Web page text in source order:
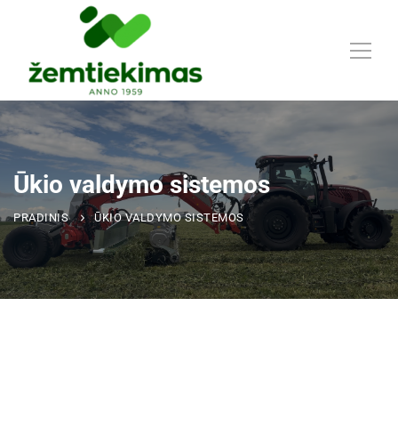
Ūkio valdymo sistemos
PRADINIS ŪKIO VALDYMO SISTEMOS